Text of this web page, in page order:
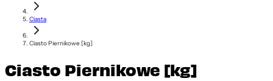
Ciasta
Ciasto Piernikowe [kg]
Ciasto Piernikowe [kg]